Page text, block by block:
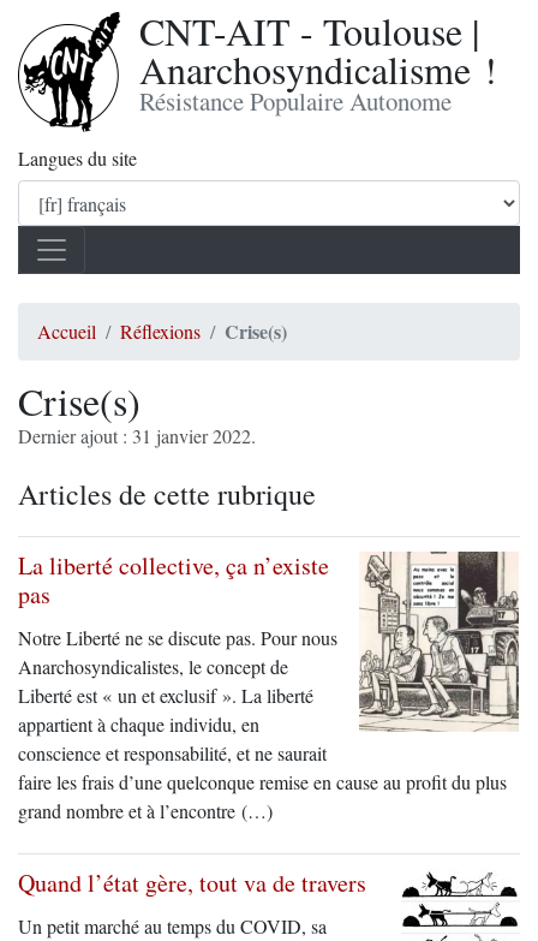
CNT-AIT - Toulouse |
Anarchosyndicalisme !
Résistance Populaire Autonome
Langues du site
Accueil Réflexions Crise(s)
Crise(s)
Dernier ajout : 31 janvier 2022.
Articles de cette rubrique
La liberté collective, ça n’existe
pas
Notre Liberté ne se discute pas. Pour nous
Anarchosyndicalistes, le concept de
Liberté est « un et exclusif ». La liberté
appartient à chaque individu, en
conscience et responsabilité, et ne saurait
faire les frais d’une quelconque remise en cause au profit du plus
grand nombre et à l’encontre (…)
Quand l’état gère, tout va de travers
Un petit marché au temps du COVID, sa